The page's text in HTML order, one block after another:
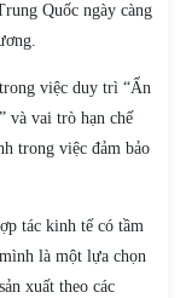
Quốc ngày càng
việc duy trì “Ấn
và vai trò hạn chế
trong việc đảm bảo
tác kinh tế có tầm
là một lựa chọn
xuất theo các